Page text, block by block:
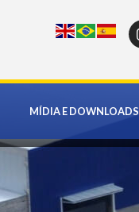
MÍDIA E DOWNLOADS